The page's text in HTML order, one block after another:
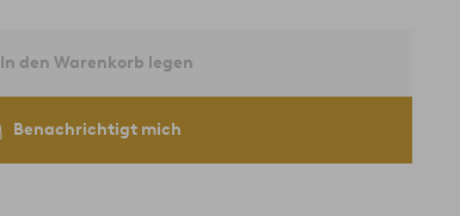
In den Warenkorb legen
Benachrichtigt mich